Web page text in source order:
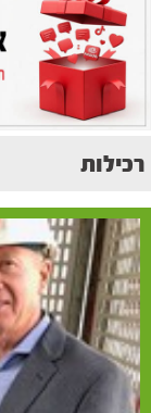
רכילות